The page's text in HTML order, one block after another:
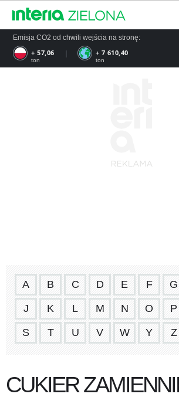
Emisja CO2 od chwili wejścia na stronę:
+ 57,06
ton
+ 7 610,40
ton
A B C D E F G
J K L M N O P
S T U V W Y Z
CUKIER